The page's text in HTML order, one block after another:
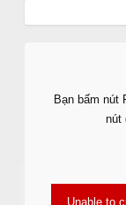
Bạn bấm nút
nút
Unable to